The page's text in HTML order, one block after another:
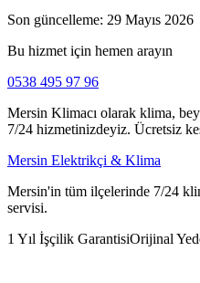
Son güncelleme: 29 Mayıs 2026
Bu hizmet için hemen arayın
0538 495 97 96
Mersin Klimacı olarak klima,
7/24 hizmetinizdeyiz. Ücretsiz
Mersin Elektrikçi & Klima
Mersin'in tüm ilçelerinde 7/24
servisi.
1 Yıl İşçilik GarantisiOrijinal